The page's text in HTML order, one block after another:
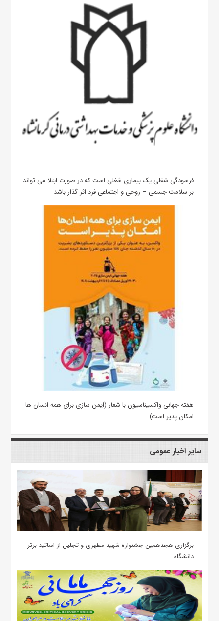
فرسودگی شغلی یک بیماری شغلی است که در صورت ابتلا می تواند
بر سلامت جسمی – روحی و اجتماعی فرد اثر گذار باشد
هفته جهانی واکسیناسیون با شعار (ایمن سازی برای همه انسان ها
امکان پذیر است)
سایر اخبار عمومی
برگزاری هجدهمین جشنواره شهید مطهری و تجلیل از اساتید برتر
دانشگاه